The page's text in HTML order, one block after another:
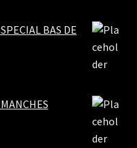
BAS DE